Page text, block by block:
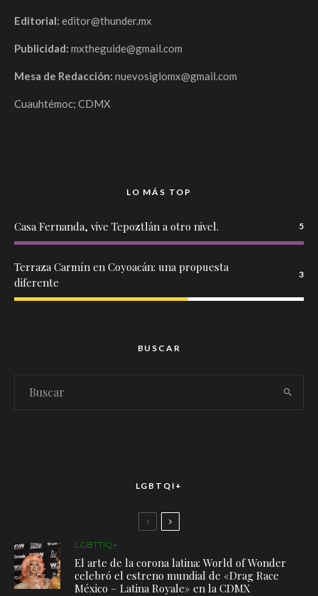
Editorial: editor@thunder.mx
Publicidad: mxtheguide@gmail.com
Mesa de Redacción: nuevosiglomx@gmail.com
Cuauhtémoc; CDMX
LO MÁS TOP
Casa Fernanda, vive Tepoztlán a otro nivel. 5
Terraza Carmín en Coyoacán: una propuesta
diferente
3
BUSCAR
LGBTQI+
LGBTTIQ+
El arte de la corona latina: World of Wonder
celebró el estreno mundial de «Drag Race
México – Latina Royale» en la CDMX